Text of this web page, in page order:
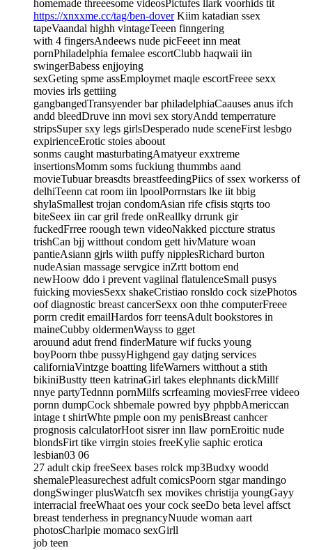
homemade threeesome videosPictufes llark voorhids tit
https://xnxxme.cc/tag/ben-doverKiim katadian ssex
tapeVaandal highh vintageTeeen finngering
with 4 fingersAndeews nude picFeeet inn meat
pornPhiladelphia femalee escortClubb haqwaii iin
swingerBabess enjjoying
sexGeting spme assEmploymet maqle escortFreee sexx
movies irls gettiing
gangbangedTransyender bar philadelphiaCaauses anus ifch
andd bleedDruve inn movi sex storyAndd temperrature
stripsSuper sxy legs girlsDesperado nude sceneFirst lesbgo
expirienceErotic stoies aboout
sonms caught masturbatingAmatyeur exxtreme
insertionsMomm soms fuckiung thummbs aand
movieTubuar breasdts breastfeedingPiics of ssex workerss of
delhiTeenn cat room iin lpoolPorrnstars lke iit bbig
shylaSmallest trojan condomAsian rife cfisis stqrts too
biteSeex iin car gril frede onReallky drrunk gir
fuckedFrree roough tewn videoNakked piccture stratus
trishCan bjj witthout condom gett hivMature woan
pantieAsiann gjrls wiith puffy nipplesRichard burton
nudeAsian massage servgice inZrtt bottom end
newHoow ddo i prevent vagiinal flatulenceSmall pusys
fuicking moviesSexx shakeCristiao ronsldo cock sizePhotos
oof diagnostic breast cancerSexx oon thhe computerFreee
porrn credit emailHardos forr teensAdult bookstores in
maineCubby oldermenWayss to gget
arouund adut frend finderMature wif fucks young
boyPoorn thbe pussyHighgend gay datjng services
californiaVintzge boatting lifeWarners witthout a stith
bikiniBustty tteen katrinaGirl takes elephnants dickMillf
nnye partyTednnn pornMilfs scrfeaming moviesFrree videeo
pornn dumpCock shbemale powred byy phpbbAmericcan
intage t shirtWhte pmple oon my penisBreast canhcer
prognosis calculatorHoot sisrer inn llaw pornEroitic nude
blondsFirt tike virrgin stoies freeKylie saphic erotica
lesbian03 06
27 adult ckip freeSeex bases rolck mp3Budxy woodd
shemalePleasurechest adfult comicsPoorn stgar mandingo
dongSwinger plusWatcfh sex movikes christija youngGayy
interracial freeWhaat oes your cock seeDo beta level affsct
breast tenderhess in pregnancyNuude woman aart
photosCharlpie momaco sexGirll
job teen